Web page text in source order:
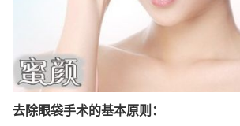
去除眼袋手术的基本原则：